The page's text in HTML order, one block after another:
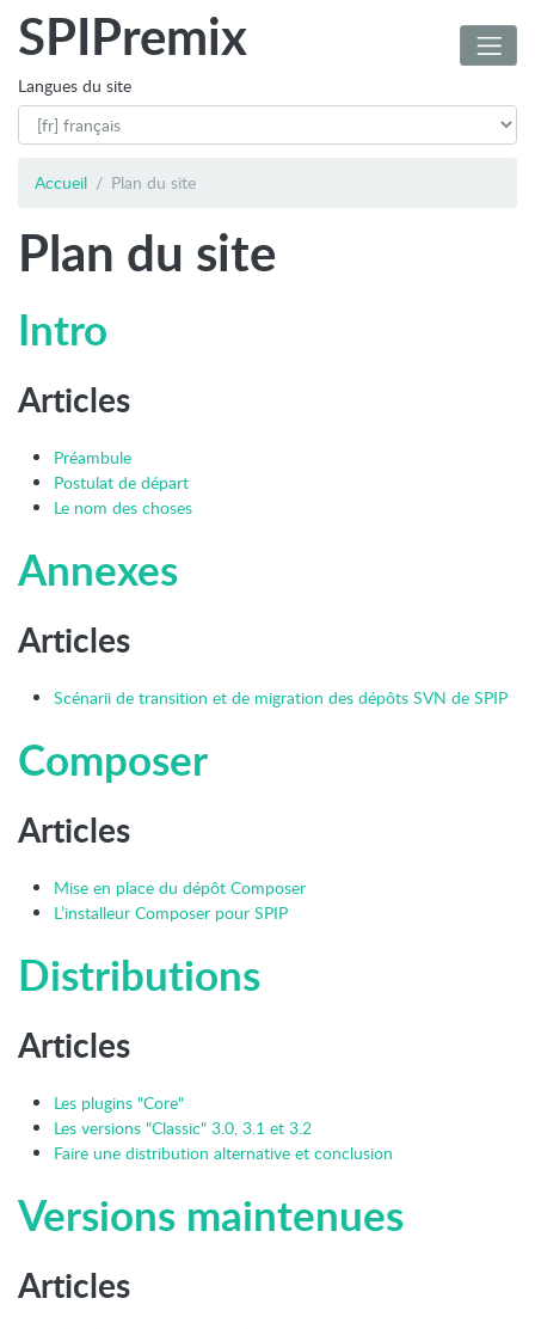
SPIPremix
Langues du site
Accueil Plan du site
Plan du site
Intro
Articles
Préambule
Postulat de départ
Le nom des choses
Annexes
Articles
Scénarii de transition et de migration des dépôts SVN de SPIP
Composer
Articles
Mise en place du dépôt Composer
L’installeur Composer pour SPIP
Distributions
Articles
Les plugins "Core"
Les versions "Classic" 3.0, 3.1 et 3.2
Faire une distribution alternative et conclusion
Versions maintenues
Articles